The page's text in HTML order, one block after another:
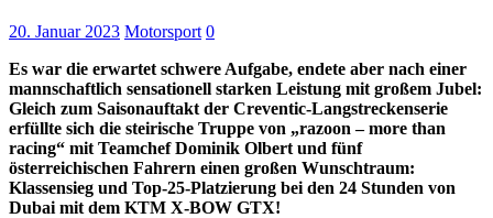
20. Januar 2023 Motorsport 0
Es war die erwartet schwere Aufgabe, endete aber nach einer
mannschaftlich sensationell starken Leistung mit großem Jubel:
Gleich zum Saisonauftakt der Creventic-Langstreckenserie
erfüllte sich die steirische Truppe von „razoon – more than
racing“ mit Teamchef Dominik Olbert und fünf
österreichischen Fahrern einen großen Wunschtraum:
Klassensieg und Top-25-Platzierung bei den 24 Stunden von
Dubai mit dem KTM X-BOW GTX!